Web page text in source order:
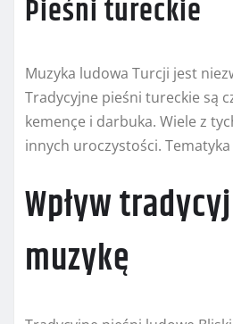
Pieśni tureckie
Muzyka ludowa Turcji jest
Tradycyjne pieśni tureckie są
kemençe i darbuka. Wiele z
innych uroczystości.
Wpływ
muzykę